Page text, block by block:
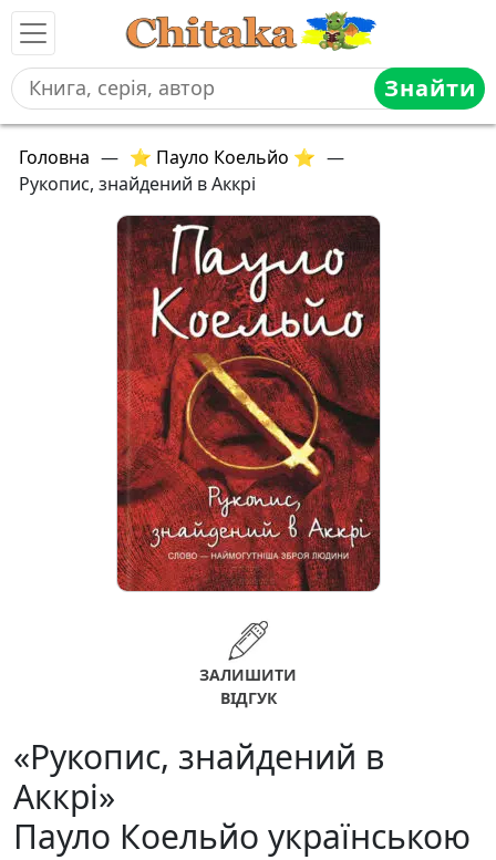
Знайти
Головна — ⭐ Пауло Коельйо ⭐ —
Рукопис, знайдений в Аккрі
ЗАЛИШИТИ
ВІДГУК
«Рукопис, знайдений в
Аккрі»
Пауло Коельйо українською